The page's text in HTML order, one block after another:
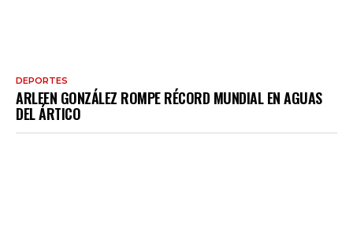
DEPORTES
ARLEEN GONZÁLEZ ROMPE RÉCORD MUNDIAL EN AGUAS
DEL ÁRTICO